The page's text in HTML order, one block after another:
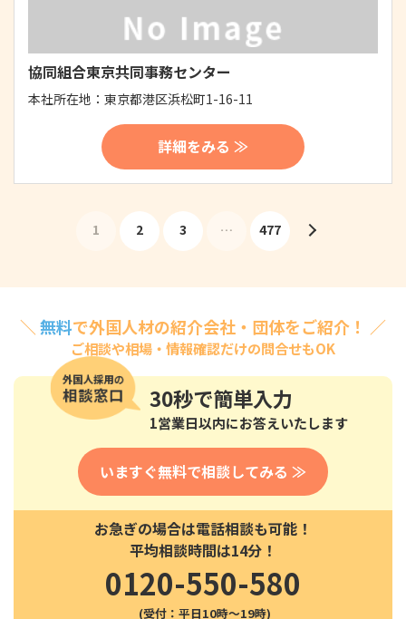
協同組合東京共同事務センター
本社所在地： 東京都港区浜松町1-16-11
詳細をみる ≫
1 2 3 … 477
＼ 無料で外国人材の紹介会社・団体をご紹介！ ／
ご相談や相場・情報確認だけの問合せもOK
30秒で簡単入力
1営業日以内にお答えいたします
いますぐ無料で相談してみる ≫
お急ぎの場合は電話相談も可能！
平均相談時間は14分！
0120-550-580
(受付：平日10時〜19時)